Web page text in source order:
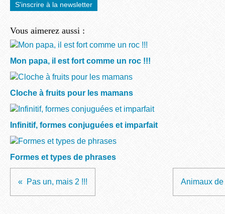
S'inscrire à la newsletter
Vous aimerez aussi :
Mon papa, il est fort comme un roc !!!
Cloche à fruits pour les mamans
Infinitif, formes conjuguées et imparfait
Formes et types de phrases
Pas un, mais 2 !!! Animaux